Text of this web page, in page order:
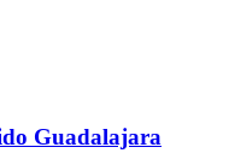
Guadalajara